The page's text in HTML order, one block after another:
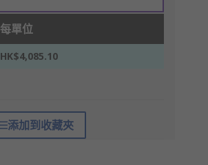
每單位
HK$4,085.10
添加到收藏夾